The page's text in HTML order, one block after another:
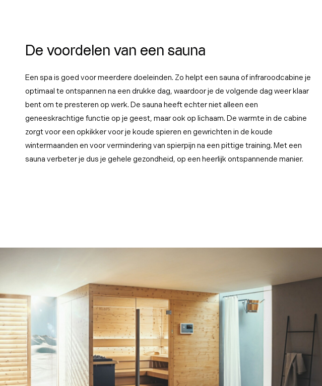
De voordelen van een sauna
Een spa is goed voor meerdere doeleinden. Zo helpt een sauna of infraroodcabine je
optimaal te ontspannen na een drukke dag, waardoor je de volgende dag weer klaar
bent om te presteren op werk. De sauna heeft echter niet alleen een
geneeskrachtige functie op je geest, maar ook op lichaam. De warmte in de cabine
zorgt voor een opkikker voor je koude spieren en gewrichten in de koude
wintermaanden en voor vermindering van spierpijn na een pittige training. Met een
sauna verbeter je dus je gehele gezondheid, op een heerlijk ontspannende manier.